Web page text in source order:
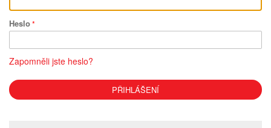
Heslo
Zapomněli jste heslo?
PŘIHLÁŠENÍ